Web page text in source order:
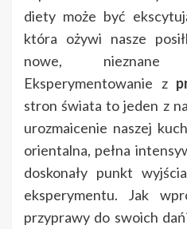
diety może być
która ożywi nasze
nowe, nieznane
Eksperymentowanie z
stron świata to jeden z
urozmaicenie naszej
orientalna, pełna
doskonały punkt
eksperymentu. Jak
przyprawy do swoich